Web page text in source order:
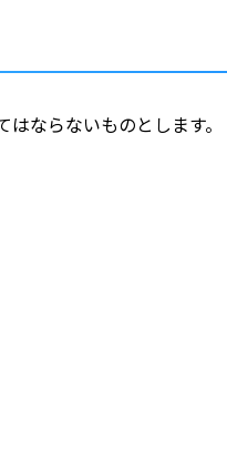
ならないものとします。